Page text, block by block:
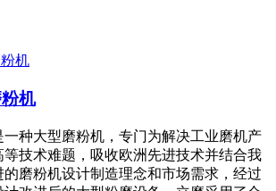
机
一种大型磨粉机，专门为解决工业磨机产
等技术难题，吸收欧洲先进技术并结合我
磨粉机设计制造理念和市场需求，经过